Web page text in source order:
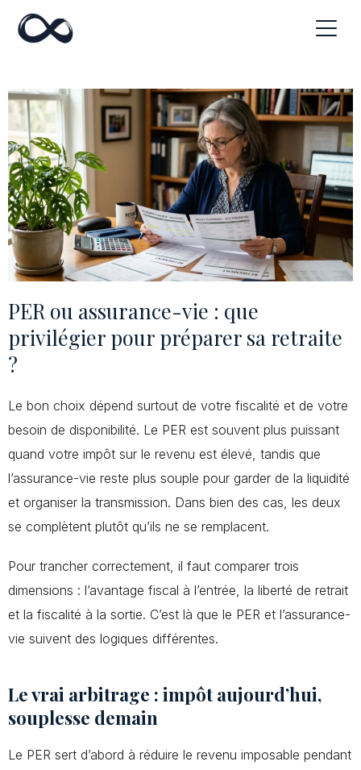
PER ou assurance-vie : que
privilégier pour préparer sa retraite
?
Le bon choix dépend surtout de votre fiscalité et de votre
besoin de disponibilité. Le PER est souvent plus puissant
quand votre impôt sur le revenu est élevé, tandis que
l’assurance-vie reste plus souple pour garder de la liquidité
et organiser la transmission. Dans bien des cas, les deux
se complètent plutôt qu’ils ne se remplacent.
Pour trancher correctement, il faut comparer trois
dimensions : l’avantage fiscal à l’entrée, la liberté de retrait
et la fiscalité à la sortie. C’est là que le PER et l’assurance-
vie suivent des logiques différentes.
Le vrai arbitrage : impôt aujourd’hui,
souplesse demain
Le PER sert d’abord à réduire le revenu imposable pendant